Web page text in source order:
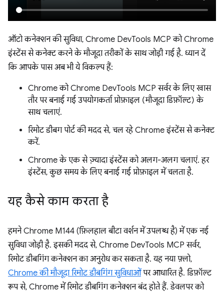
ऑटो कनेक्शन की सुविधा, Chrome DevTools MCP को Chrome
इंस्टेंस से कनेक्ट करने के मौजूदा तरीकों के साथ जोड़ी गई है. ध्यान दें
कि आपके पास अब भी ये विकल्प हैं:
Chrome को Chrome DevTools MCP सर्वर के लिए खास
तौर पर बनाई गई उपयोगकर्ता प्रोफ़ाइल (मौजूदा डिफ़ॉल्ट) के
साथ चलाएं.
रिमोट डीबग पोर्ट की मदद से, चल रहे Chrome इंस्टेंस से कनेक्ट
करें.
Chrome के एक से ज़्यादा इंस्टेंस को अलग-अलग चलाएं. हर
इंस्टेंस, कुछ समय के लिए बनाई गई प्रोफ़ाइल में चलता है.
यह कैसे काम करता है
हमने Chrome M144 (फ़िलहाल बीटा वर्शन में उपलब्ध है) में एक नई
सुविधा जोड़ी है. इसकी मदद से, Chrome DevTools MCP सर्वर,
रिमोट डीबगिंग कनेक्शन का अनुरोध कर सकता है. यह नया फ़्लो,
Chrome की मौजूदा रिमोट डीबगिंग सुविधाओंपर आधारित है. डिफ़ॉल्ट
रूप से, Chrome में रिमोट डीबगिंग कनेक्शन बंद होते हैं. डेवलपर को